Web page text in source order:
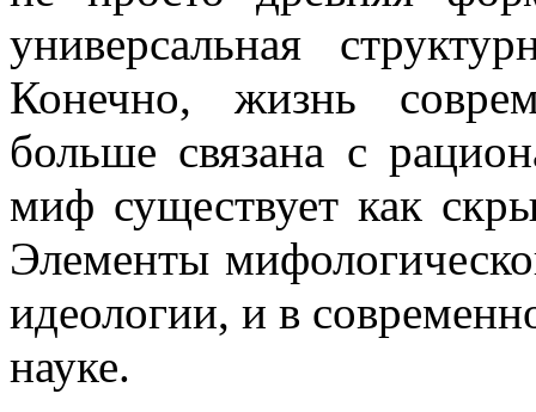
универсальная
Конечно, жизнь
больше связана с
миф существует как
Элементы
идеологии, и в
науке.